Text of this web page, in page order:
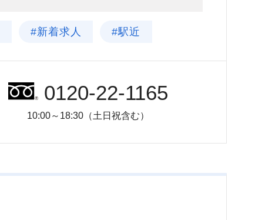
#新着求人 #駅近
0120-22-1165
10:00～18:30（土日祝含む）